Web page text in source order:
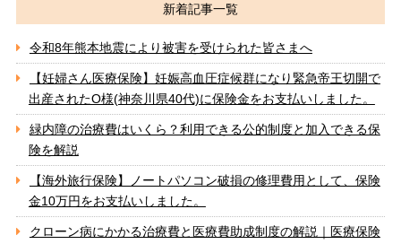
新着記事一覧
令和8年熊本地震により被害を受けられた皆さまへ
【妊婦さん医療保険】妊娠高血圧症候群になり緊急帝王切開で
出産されたO様(神奈川県40代)に保険金をお支払いしました。
緑内障の治療費はいくら？利用できる公的制度と加入できる保
険を解説
【海外旅行保険】ノートパソコン破損の修理費用として、保険
金10万円をお支払いしました。
クローン病にかかる治療費と医療費助成制度の解説｜医療保険